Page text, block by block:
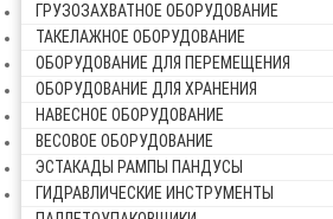
ГРУЗОЗАХВАТНОЕ ОБОРУДОВАНИЕ
ТАКЕЛАЖНОЕ ОБОРУДОВАНИЕ
ОБОРУДОВАНИЕ ДЛЯ ПЕРЕМЕЩЕНИЯ
ОБОРУДОВАНИЕ ДЛЯ ХРАНЕНИЯ
НАВЕСНОЕ ОБОРУДОВАНИЕ
ВЕСОВОЕ ОБОРУДОВАНИЕ
ЭСТАКАДЫ РАМПЫ ПАНДУСЫ
ГИДРАВЛИЧЕСКИЕ ИНСТРУМЕНТЫ